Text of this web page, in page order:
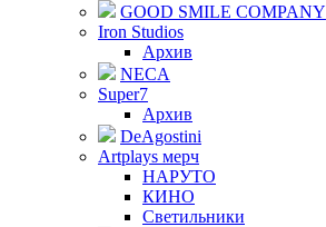
GOOD SMILE COMPANY
Iron Studios
Архив
NECA
Super7
Архив
DeAgostini
Artplays мерч
НАРУТО
КИНО
Светильники